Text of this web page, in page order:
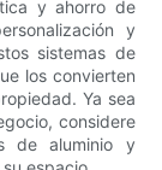
y ahorro de
y
sistemas de
los convierten
Ya sea
considere
de aluminio y